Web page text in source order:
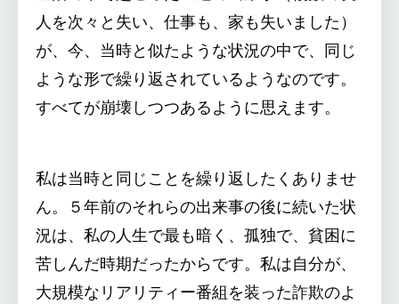
人を次々と失い、仕事も、家も失いました）
が、今、当時と似たような状況の中で、同じ
ような形で繰り返されているようなのです。
すべてが崩壊しつつあるように思えます。
私は当時と同じことを繰り返したくありませ
ん。５年前のそれらの出来事の後に続いた状
況は、私の人生で最も暗く、孤独で、貧困に
苦しんだ時期だったからです。私は自分が、
大規模なリアリティー番組を装った詐欺のよ